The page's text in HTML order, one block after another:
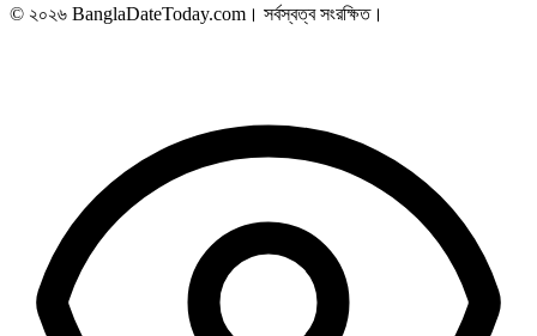
© ২০২৬ BanglaDateToday.com। সর্বস্বত্ব সংরক্ষিত।